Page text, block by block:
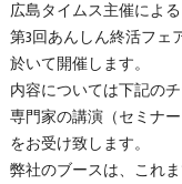
広島タイムス主催による
第3回あんしん終活フェ
於いて開催します。
内容については下記の
専門家の講演（セミナ
をお受け致します。
弊社のブースは、これ